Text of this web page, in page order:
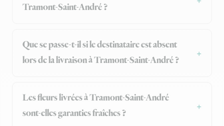
Tramont-Saint-André ?
Que se passe-t-il si le destinataire est absent
lors de la livraison à Tramont-Saint-André ?
Les fleurs livrées à Tramont-Saint-André
sont-elles garanties fraîches ?